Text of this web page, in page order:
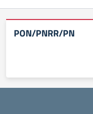
PON/PNRR/PN